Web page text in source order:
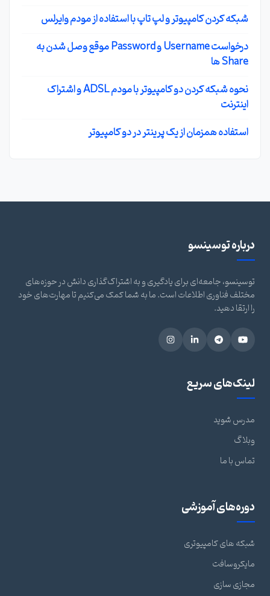
شبکه کردن کامپیوتر و لپ تاپ با استفاده از مودم وایرلس
درخواست Username و Password موقع وصل شدن به
Share ها
نحوه شبکه کردن دو کامپیوتر با مودم ADSL و اشتراک
اینترنت
استفاده همزمان از یک پرینتر در دو کامپیوتر
درباره توسینسو
توسینسو، جامعه‌ای برای یادگیری و به اشتراک‌گذاری دانش در حوزه‌های
مختلف فناوری اطلاعات است. ما به شما کمک می‌کنیم تا مهارت‌های خود
را ارتقا دهید.
لینک‌های سریع
مدرس شوید
وبلاگ
تماس با ما
دوره‌های آموزشی
شبکه های کامپیوتری
مایکروسافت
مجازی سازی